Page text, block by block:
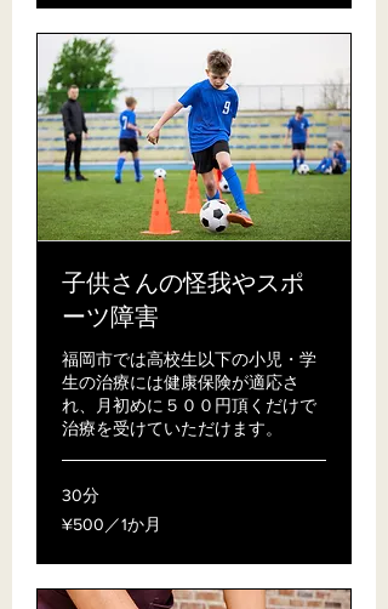
子供さんの怪我やスポ
ーツ障害
福岡市では高校生以下の小児・学
生の治療には健康保険が適応さ
れ、月初めに５００円頂くだけで
治療を受けていただけます。
30分
¥500
／
¥500／1か月